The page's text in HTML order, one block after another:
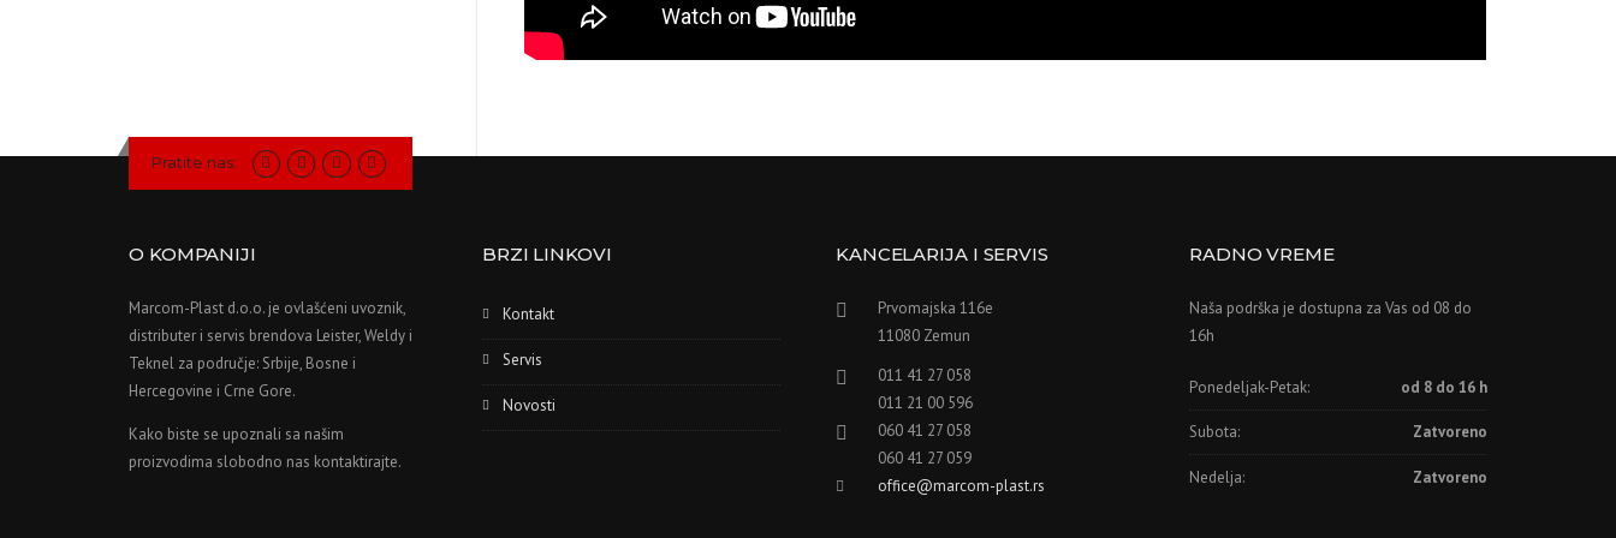
Pratite nas:
O KOMPANIJI
Marcom-Plast d.o.o. je ovlašćeni uvoznik,
distributer i servis brendova Leister, Weldy i
Teknel za područje: Srbije, Bosne i
Hercegovine i Crne Gore.
Kako biste se upoznali sa našim
proizvodima slobodno nas kontaktirajte.
BRZI LINKOVI
Kontakt
Servis
Novosti
KANCELARIJA I SERVIS
Prvomajska 116e
11080 Zemun
011 41 27 058
011 21 00 596
060 41 27 058
060 41 27 059
office@marcom-plast.rs
RADNO VREME
Naša podrška je dostupna za Vas od 08 do
16h
Ponedeljak-Petak: od 8 do 16 h
Subota: Zatvoreno
Nedelja: Zatvoreno